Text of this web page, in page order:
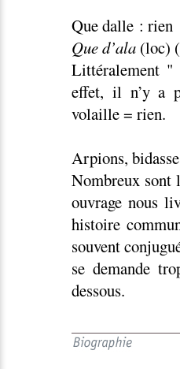
Que dalle : rien
Que d’ala (loc)
Littéralement
effet, il n’y a
volaille = rien.
Arpions,
Nombreux sont
ouvrage nous
histoire
souvent
se demande
dessous.